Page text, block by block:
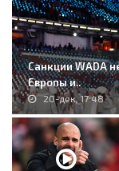
Санкции WADA
Европы и..
20-дек, 17:48